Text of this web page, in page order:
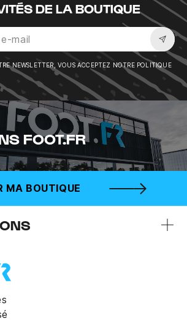
DE LA BOUTIQUE
NEWSLETTER, VOUS ACCEPTEZ NOTRE POLITIQUE
FOOT.FR
MA BOUTIQUE